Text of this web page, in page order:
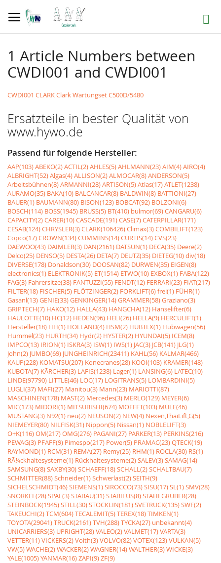
zum
Inhalt
Suche
1 Article Numbers between
CWDI001 and CWDI001
CWDI001 CLARK Clark Wartungset C500D/5480
Ersatzteile in bester Qualität von
www.hywo.de
Passend für folgende Hersteller:
AAP(103)ABEKO(2)ACTIL(2)AHLES(5)AHLMANN(23)AIM(4)AIRO(4)
ALBRIGHT(52)Algas(4)ALLISON(2)ALMOCAR(8)ANDERSON(5)
Arbeitsbühnen(8)ARMANNI(28)ARTISON(5)Atlas(17)ATLET(1238)
AURAMO(35) BAKA(10) BALCANCAR(8) BALDWIN(8) BATTIONI(27)
BAUER(1) BAUMANN(80) BISON(123) BOBCAT(92) BOLZONI(6)
BOSCH(114) BOSS(1945) BRUSS(5) BT(410) bulmor(69)CANGARU(6)
CAPACITY(2)CARER(10)CASCADE(191)CASE(7)CATERPILLAR(171)
CESAB(124)CHRYSLER(3)CLARK(106426)Climax(3)COMBILIFT(123)
Copco(17)CROWN(134)CUMMINS(14)CURTIS(14)CVS(23)
DAEWOO(43) DAIMLER(3) DAN(2161) DATSUN(1) DECA(35) Deere(2)
Delco(25) DENSO(5) DESTA(26) DETA(7) DEUTZ(35) DIETEG(10)div(18)
DIVERSE(178) Donaldson(30) DOOSAN(82) DURWEN(35) EIGEN(8)
electronics(1) ELEKTRONIK(5) ET(1514) ETWO(10) EXBOX(1) FABA(122)
FAG(3) Fahrersitze(38) FANTUZZI(55) FENDT(12) FERRARI(23) FIAT(217)
FILTER(18) FISCHER(5) FLÖTZINGER(2) FORKLIFT(6)frei(1) FÜHR(1)
Gasanl(13)GENIE(33)GENKINGER(14)GRAMMER(58)Graziano(3)
GRIPTECH(7) HAKO(12) HALLA(43) HANGCHA(12) Hanselifter(6)
HAULOTTE(10) HC(12) HEDEN(96) HELI(26) HELLA(9) HERCULIFT(1)
Hersteller(18) HH(1) HOLLAND(4) HSM(2) HUBTEX(1) Hubwagen(56)
Hummel(23) HURTH(34) Hydr(2) HYSTER(2) HYUNDAI(5) ICEM(8)
IMPCO(13) IRION(1) ISKRA(3) ISW(1) IWS(1) JAC(3) JCB(141) JLG(1)
John(2) JUMBO(69) JUNGHEINRICH(23411) KAHL(56) KALMAR(466)
KAUP(228) KOMATSU(207) Konecranes(28) KOOI(103) KRAMER(148)
KUBOTA(7) KÃRCHER(3) LAFIS(1238) Lager(1) LANSING(6) LATEC(10)
LINDE(97790) LITTLE(46) LOC(17) LOGITRANS(5) LOMBARDINI(5)
LUGLI(37) MAFI(27) Manitou(3) Mann(23) MARIOTTI(87)
MASCHINEN(178) MAST(2) Mercedes(3) MERLO(129) MEYER(6)
MIC(173) MIDORI(1) MITSUBISHI(674) MOFFET(103) MULE(46)
MUSTANG(3) N92(1) neu(2) NEUSON(2) NEW(4) Nexen,ThaiLift,G(5)
NIEMEYER(80) NILFISK(31) Nippon(5) Nissan(1) NOBLELIFT(3)
O+K(116)OM(217)OMG(276) PAGANI(27) PARKER(13) PERKINS(216)
PEWAG(3) PFAFF(9) Pimespo(217) Power(5) PRAMAC(23)QTECK(19)
RAYMOND(1) RCM(31) REMA(27) Remy(25) RHM(1) ROCLA(30) RS(1)
RÃ¼ckhaltesysteme(1) Rückhaltesysteme(2)SALEV(3)SAMAG(14)
SAMSUNG(8)SAXBY(30)SCHAEFF(18)SCHALL(2)SCHALTBAU(7)
SCHMITTER(88)Schneider(1)Schwerlast(2)SEITH(9)
SICHELSCHMIDT(46)SIEMENS(1)SIROCCO(73)SISU(17)SL(1)SMV(28)
SNORKEL(28)SPAL(3)STABAU(31)STABILUS(8)STAHLGRUBER(28)
STEINBOCK(1945)STILL(30)STÖCKLIN(181)SVETRUCK(135)SWF(2)
TAKEUCHI(2)TCM(604)TECALEMIT(5)TEREX(18)TIMKEN(1)
TOYOTA(29041)TRUCK(2161)TVH(288)TYCKA(27) unbekannt(4)
UNICARRIERS(3) UPRIGHT(28)VALEO(2)VALMET(17)VARTA(3)
VETTER(11)VICKERS(2)Voith(3)VOLVO(82)VOTEX(123)VULKAN(5)
VW(5)WACHE(2)WACKER(2)WAGNER(14)WALTHER(3)WICKE(3)
YALE(1005)YANMAR(16)ZAPI(9)ZF(9)